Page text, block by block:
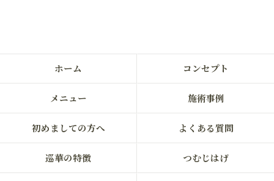
ホーム コンセプト
メニュー 施術事例
初めましての方へ よくある質問
巡華の特徴 つむじはげ